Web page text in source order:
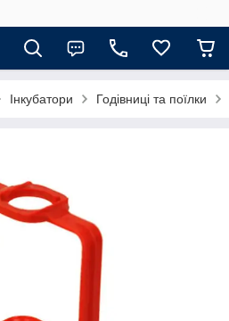
Інкубатори Годівниці та поїлки